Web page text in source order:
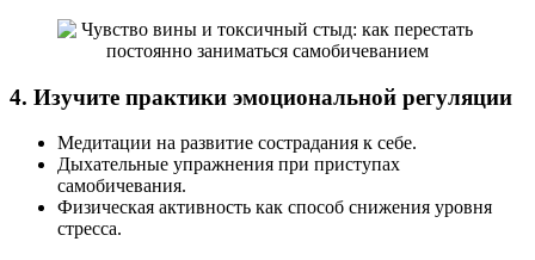
4. Изучите практики эмоциональной регуляции
Медитации на развитие сострадания к себе.
Дыхательные упражнения при приступах
самобичевания.
Физическая активность как способ снижения уровня
стресса.